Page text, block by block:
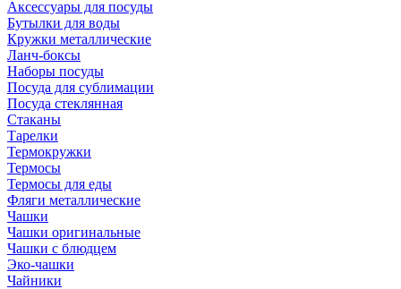
Аксессуары для посуды
Бутылки для воды
Кружки металлические
Ланч-боксы
Наборы посуды
Посуда для сублимации
Посуда стеклянная
Стаканы
Тарелки
Термокружки
Термосы
Термосы для еды
Фляги металлические
Чашки
Чашки оригинальные
Чашки с блюдцем
Эко-чашки
Чайники